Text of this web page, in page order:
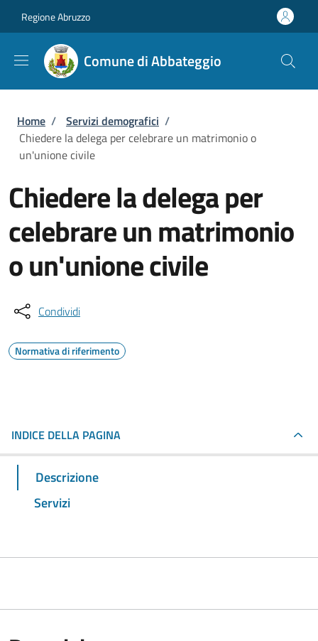
Regione Abruzzo
Comune di Abbateggio
Briciole di pane
Home / Servizi demografici /
Chiedere la delega per celebrare un matrimonio o
un'unione civile
Chiedere la delega per
celebrare un matrimonio
o un'unione civile
Condividi
Normativa di riferimento
INDICE DELLA PAGINA
Descrizione
Servizi